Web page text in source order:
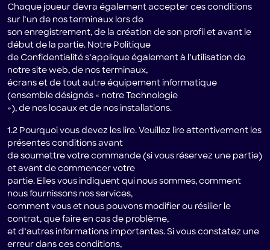
Chaque joueur devra également accepter ces conditions
sur l’un de nos terminaux lors de
son enregistrement, de la création de son profil et avant le
début de la partie. Notre Politique
de Confidentialité s’applique également à l’utilisation de
notre site web, de nos terminaux,
écrans et de tout autre équipement informatique
(ensemble désignés « notre Technologie
»), de nos locaux et de nos installations.
1.2 Pourquoi vous devez les lire. Veuillez lire attentivement les
présentes conditions avant
de soumettre votre commande (si vous réservez une partie)
et avant de commencer votre
partie. Elles vous indiquent qui nous sommes, comment
nous fournissons nos services,
comment vous et nous pouvons modifier ou résilier le
contrat, que faire en cas de problème,
et d’autres informations importantes. Si vous constatez une
erreur dans ces conditions,